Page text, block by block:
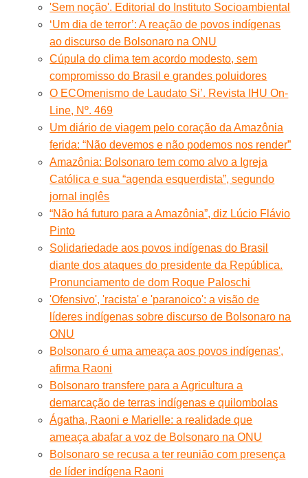
'Sem noção'. Editorial do Instituto Socioambiental
‘Um dia de terror’: A reação de povos indígenas
ao discurso de Bolsonaro na ONU
Cúpula do clima tem acordo modesto, sem
compromisso do Brasil e grandes poluidores
O ECOmenismo de Laudato Si’. Revista IHU On-
Line, Nº. 469
Um diário de viagem pelo coração da Amazônia
ferida: “Não devemos e não podemos nos render”
Amazônia: Bolsonaro tem como alvo a Igreja
Católica e sua “agenda esquerdista”, segundo
jornal inglês
“Não há futuro para a Amazônia”, diz Lúcio Flávio
Pinto
Solidariedade aos povos indígenas do Brasil
diante dos ataques do presidente da República.
Pronunciamento de dom Roque Paloschi
'Ofensivo', 'racista' e 'paranoico': a visão de
líderes indígenas sobre discurso de Bolsonaro na
ONU
Bolsonaro é uma ameaça aos povos indígenas',
afirma Raoni
Bolsonaro transfere para a Agricultura a
demarcação de terras indígenas e quilombolas
Ágatha, Raoni e Marielle: a realidade que
ameaça abafar a voz de Bolsonaro na ONU
Bolsonaro se recusa a ter reunião com presença
de líder indígena Raoni